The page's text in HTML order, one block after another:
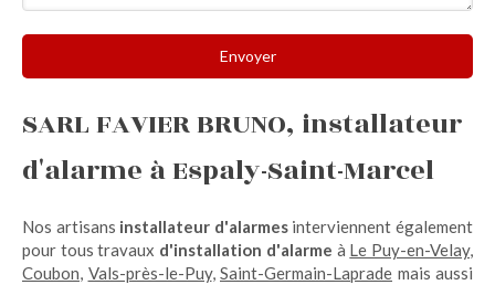
Envoyer
SARL FAVIER BRUNO, installateur
d'alarme à Espaly-Saint-Marcel
Nos artisans installateur d'alarmesinterviennent également
pour tous travaux d'installation d'alarme à Le Puy-en-Velay,
Coubon, Vals-près-le-Puy, Saint-Germain-Laprade mais aussi